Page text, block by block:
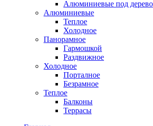
Алюминиевые под дерево
Алюминиевые
Теплое
Холодное
Панорамное
Гармошкой
Раздвижное
Холодное
Порталное
Безрамное
Теплое
Балконы
Террасы